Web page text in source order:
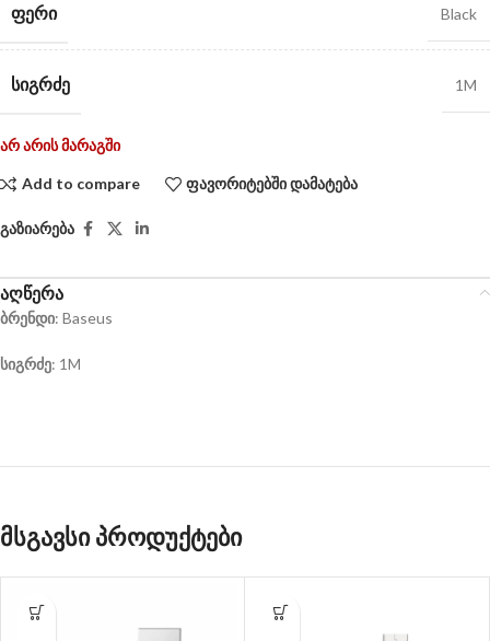
ᲤᲔᲠᲘ Black
ᲡᲘᲒᲠᲫᲔ 1M
არ არის მარაგში
Add to compare ფავორიტებში დამატება
გაზიარება
აღწერა
ბრენდი: Baseus
სიგრძე: 1M
მსგავსი პროდუქტები